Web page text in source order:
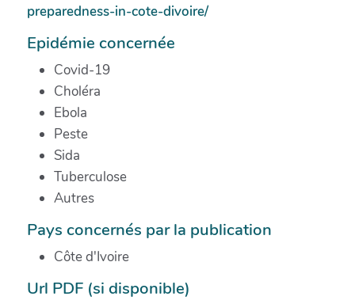
preparedness-in-cote-divoire/
Epidémie concernée
Covid-19
Choléra
Ebola
Peste
Sida
Tuberculose
Autres
Pays concernés par la publication
Côte d'Ivoire
Url PDF (si disponible)